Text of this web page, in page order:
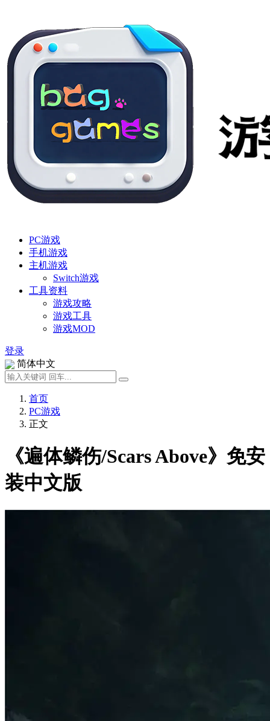
PC游戏
手机游戏
主机游戏
Switch游戏
工具资料
游戏攻略
游戏工具
游戏MOD
登录
简体中文
首页
PC游戏
正文
《遍体鳞伤/Scars Above》免安
装中文版